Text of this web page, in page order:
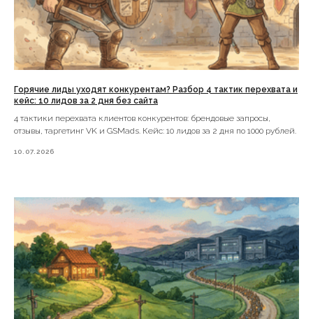
Горячие лиды уходят конкурентам? Разбор 4 тактик перехвата и
кейс: 10 лидов за 2 дня без сайта
4 тактики перехвата клиентов конкурентов: брендовые запросы,
отзывы, таргетинг VK и GSMads. Кейс: 10 лидов за 2 дня по 1000 рублей.
10.07.2026